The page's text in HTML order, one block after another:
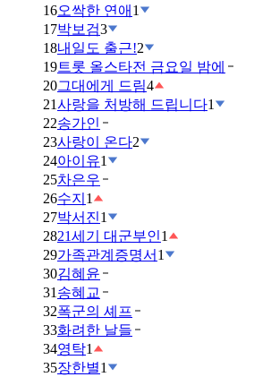
16오싹한 연애 1
17박보검3
18내일도 출근!2
19트롯 올스타전 금요일 밤에
20그대에게 드림4
21사랑을 처방해 드립니다1
22송가인
23사랑이 온다2
24아이유1
25차은우
26수지 1
27박서진1
2821세기 대군부인1
29가족관계증명서 1
30김혜윤
31 송혜교
32폭군의 셰프
33화려한 날들
34영탁1
35장한별1